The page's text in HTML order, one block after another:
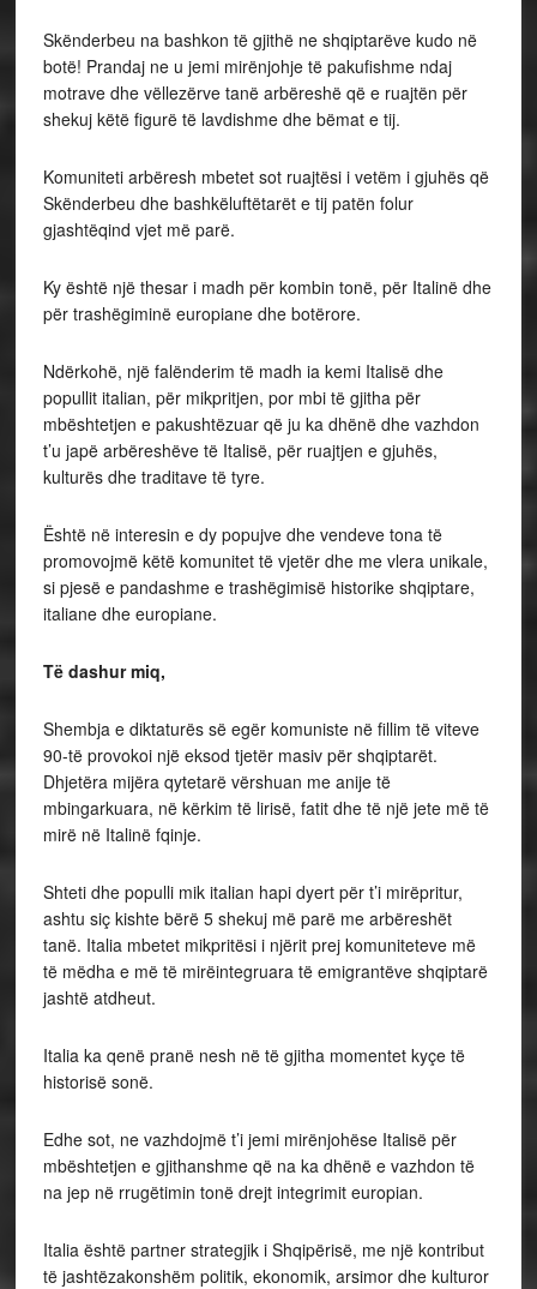
Skënderbeu na bashkon të gjithë ne shqiptarëve kudo në
botë! Prandaj ne u jemi mirënjohje të pakufishme ndaj
motrave dhe vëllezërve tanë arbëreshë që e ruajtën për
shekuj këtë figurë të lavdishme dhe bëmat e tij.
Komuniteti arbëresh mbetet sot ruajtësi i vetëm i gjuhës që
Skënderbeu dhe bashkëluftëtarët e tij patën folur
gjashtëqind vjet më parë.
Ky është një thesar i madh për kombin tonë, për Italinë dhe
për trashëgiminë europiane dhe botërore.
Ndërkohë, një falënderim të madh ia kemi Italisë dhe
popullit italian, për mikpritjen, por mbi të gjitha për
mbështetjen e pakushtëzuar që ju ka dhënë dhe vazhdon
t’u japë arbëreshëve të Italisë, për ruajtjen e gjuhës,
kulturës dhe traditave të tyre.
Është në interesin e dy popujve dhe vendeve tona të
promovojmë këtë komunitet të vjetër dhe me vlera unikale,
si pjesë e pandashme e trashëgimisë historike shqiptare,
italiane dhe europiane.
Të dashur miq,
Shembja e diktaturës së egër komuniste në fillim të viteve
90-të provokoi një eksod tjetër masiv për shqiptarët.
Dhjetëra mijëra qytetarë vërshuan me anije të
mbingarkuara, në kërkim të lirisë, fatit dhe të një jete më të
mirë në Italinë fqinje.
Shteti dhe populli mik italian hapi dyert për t’i mirëpritur,
ashtu siç kishte bërë 5 shekuj më parë me arbëreshët
tanë. Italia mbetet mikpritësi i njërit prej komuniteteve më
të mëdha e më të mirëintegruara të emigrantëve shqiptarë
jashtë atdheut.
Italia ka qenë pranë nesh në të gjitha momentet kyçe të
historisë sonë.
Edhe sot, ne vazhdojmë t’i jemi mirënjohëse Italisë për
mbështetjen e gjithanshme që na ka dhënë e vazhdon të
na jep në rrugëtimin tonë drejt integrimit europian.
Italia është partner strategjik i Shqipërisë, me një kontribut
të jashtëzakonshëm politik, ekonomik, arsimor dhe kulturor